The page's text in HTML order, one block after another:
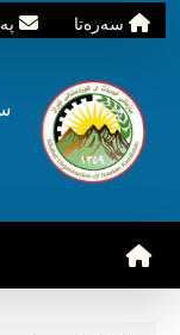
سه‌ره‌تا